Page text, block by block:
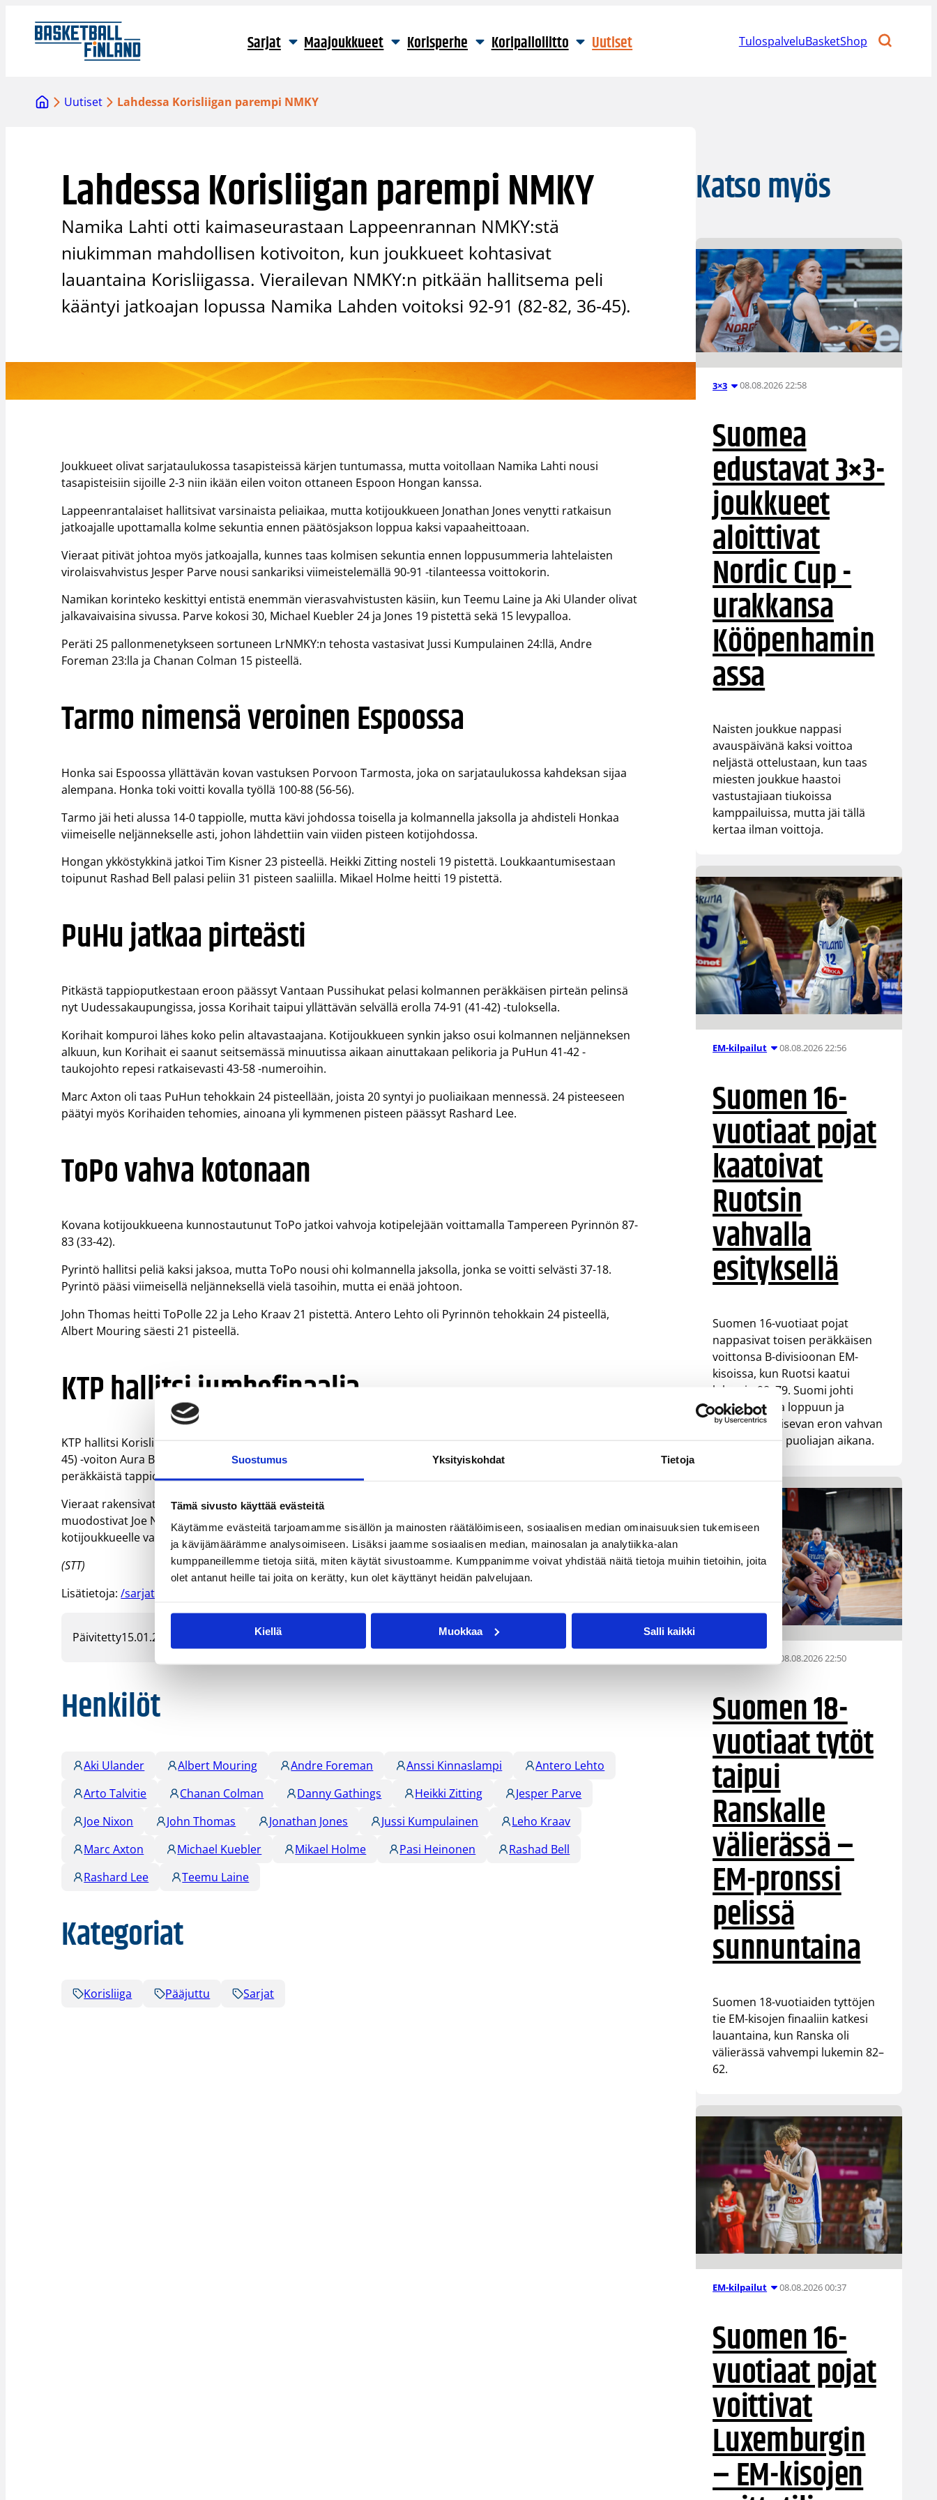
Suostumus Yksityiskohdat Tietoja
Tämä sivusto käyttää evästeitä
Käytämme evästeitä tarjoamamme sisällön ja mainosten räätälöimiseen, sosiaalisen median ominaisuuksien tukemiseen
ja kävijämäärämme analysoimiseen. Lisäksi jaamme sosiaalisen median, mainosalan ja analytiikka-alan
kumppaneillemme tietoja siitä, miten käytät sivustoamme. Kumppanimme voivat yhdistää näitä tietoja muihin tietoihin, joita
olet antanut heille tai joita on kerätty, kun olet käyttänyt heidän palvelujaan.
Kiellä Muokkaa Salli kaikki
sisältöön
Sarjat Maajoukkueet Korisperhe Koripalloliitto Uutiset TulospalveluBasketShop
Uutiset Lahdessa Korisliigan parempi NMKY
Lahdessa Korisliigan parempi NMKY
Namika Lahti otti kaimaseurastaan Lappeenrannan NMKY:stä
niukimman mahdollisen kotivoiton, kun joukkueet kohtasivat
lauantaina Korisliigassa. Vierailevan NMKY:n pitkään hallitsema peli
kääntyi jatkoajan lopussa Namika Lahden voitoksi 92-91 (82-82, 36-45).
Joukkueet olivat sarjataulukossa tasapisteissä kärjen tuntumassa, mutta voitollaan Namika Lahti nousi
tasapisteisiin sijoille 2-3 niin ikään eilen voiton ottaneen Espoon Hongan kanssa.
Lappeenrantalaiset hallitsivat varsinaista peliaikaa, mutta kotijoukkueen Jonathan Jones venytti ratkaisun
jatkoajalle upottamalla kolme sekuntia ennen päätösjakson loppua kaksi vapaaheittoaan.
Vieraat pitivät johtoa myös jatkoajalla, kunnes taas kolmisen sekuntia ennen loppusummeria lahtelaisten
virolaisvahvistus Jesper Parve nousi sankariksi viimeistelemällä 90-91 -tilanteessa voittokorin.
Namikan korinteko keskittyi entistä enemmän vierasvahvistusten käsiin, kun Teemu Laine ja Aki Ulander olivat
jalkavaivaisina sivussa. Parve kokosi 30, Michael Kuebler 24 ja Jones 19 pistettä sekä 15 levypalloa.
Peräti 25 pallonmenetykseen sortuneen LrNMKY:n tehosta vastasivat Jussi Kumpulainen 24:llä, Andre
Foreman 23:lla ja Chanan Colman 15 pisteellä.
Tarmo nimensä veroinen Espoossa
Honka sai Espoossa yllättävän kovan vastuksen Porvoon Tarmosta, joka on sarjataulukossa kahdeksan sijaa
alempana. Honka toki voitti kovalla työllä 100-88 (56-56).
Tarmo jäi heti alussa 14-0 tappiolle, mutta kävi johdossa toisella ja kolmannella jaksolla ja ahdisteli Honkaa
viimeiselle neljännekselle asti, johon lähdettiin vain viiden pisteen kotijohdossa.
Hongan ykköstykkinä jatkoi Tim Kisner 23 pisteellä. Heikki Zitting nosteli 19 pistettä. Loukkaantumisestaan
toipunut Rashad Bell palasi peliin 31 pisteen saaliilla. Mikael Holme heitti 19 pistettä.
PuHu jatkaa pirteästi
Pitkästä tappioputkestaan eroon päässyt Vantaan Pussihukat pelasi kolmannen peräkkäisen pirteän pelinsä
nyt Uudessakaupungissa, jossa Korihait taipui yllättävän selvällä erolla 74-91 (41-42) -tuloksella.
Korihait kompuroi lähes koko pelin altavastaajana. Kotijoukkueen synkin jakso osui kolmannen neljänneksen
alkuun, kun Korihait ei saanut seitsemässä minuutissa aikaan ainuttakaan pelikoria ja PuHun 41-42 -
taukojohto repesi ratkaisevasti 43-58 -numeroihin.
Marc Axton oli taas PuHun tehokkain 24 pisteellään, joista 20 syntyi jo puoliaikaan mennessä. 24 pisteeseen
päätyi myös Korihaiden tehomies, ainoana yli kymmenen pisteen päässyt Rashard Lee.
ToPo vahva kotonaan
Kovana kotijoukkueena kunnostautunut ToPo jatkoi vahvoja kotipelejään voittamalla Tampereen Pyrinnön 87-
83 (33-42).
Pyrintö hallitsi peliä kaksi jaksoa, mutta ToPo nousi ohi kolmannella jaksolla, jonka se voitti selvästi 37-18.
Pyrintö pääsi viimeisellä neljänneksellä vielä tasoihin, mutta ei enää johtoon.
John Thomas heitti ToPolle 22 ja Leho Kraav 21 pistettä. Antero Lehto oli Pyrinnön tehokkain 24 pisteellä,
Albert Mouring säesti 21 pisteellä.
KTP hallitsi jumbofinaalia
KTP hallitsi Korisliigan sarjataulukon kahden viimeisen joukkueen kohtaamista hakemalla Turusta 77-92 (40-
45) -voiton Aura Basketista. Tulos merkitsi KTP:lle kolmatta peräkkäistä voittoa ja turkulaisille jo yhdeksättä
peräkkäistä tappiota.
Vieraat rakensivat 15 pisteen voittonsa kolmannella jaksolla voittamalla sen 24-15. KTP:n tasaisen tehotrion
muodostivat Joe Nixon 20 pisteellä, Anssi Kinnaslampi 19:llä ja Pasi Heinonen 17:llä. Danny Gathings heitti
kotijoukkueelle vakiopisteensä 25 ja Arto Talvitie 19.
(STT)
Lisätietoja:/sarjat_tulokset/korisliiga/
Päivitetty15.01.2006
Henkilöt
Aki Ulander Albert Mouring Andre Foreman Anssi Kinnaslampi
Antero Lehto
Arto Talvitie
Chanan Colman Danny Gathings Heikki Zitting
Jesper Parve
Joe Nixon
John Thomas Jonathan Jones Jussi Kumpulainen
Leho Kraav
Marc Axton
Michael Kuebler Mikael Holme Pasi Heinonen
Rashad Bell
Rashard Lee
Teemu Laine
Kategoriat
Korisliiga Pääjuttu Sarjat
Katso myös
3×3 08.08.2026 22:58
Suomea
edustavat 3×3-
joukkueet
aloittivat
Nordic Cup -
urakkansa
Kööpenhamin
assa
Naisten joukkue nappasi
avauspäivänä kaksi voittoa
neljästä ottelustaan, kun taas
miesten joukkue haastoi
vastustajiaan tiukoissa
kamppailuissa, mutta jäi tällä
kertaa ilman voittoja.
EM-kilpailut 08.08.2026 22:56
Suomen 16-
vuotiaat pojat
kaatoivat
Ruotsin
vahvalla
esityksellä
Suomen 16-vuotiaat pojat
nappasivat toisen peräkkäisen
voittonsa B-divisioonan EM-
kisoissa, kun Ruotsi kaatui
lukemin 98–79. Suomi johti
ottelua alusta loppuun ja
rakensi ratkaisevan eron vahvan
ensimmäisen puoliajan aikana.
08.08.2026 22:50
Suomen 18-
vuotiaat tytöt
taipui
Ranskalle
välierässä –
EM-pronssi
pelissä
sunnuntaina
Suomen 18-vuotiaiden tyttöjen
tie EM-kisojen finaaliin katkesi
lauantaina, kun Ranska oli
välierässä vahvempi lukemin 82–
62.
EM-kilpailut 08.08.2026 00:37
Suomen 16-
vuotiaat pojat
voittivat
Luxemburgin
– EM-kisojen